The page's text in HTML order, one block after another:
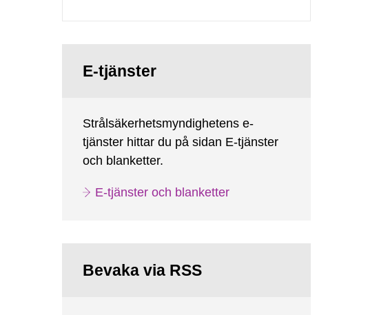
E-tjänster
Strålsäkerhetsmyndighetens e-
tjänster hittar du på sidan E-tjänster
och blanketter.
E-tjänster och blanketter
Bevaka via RSS